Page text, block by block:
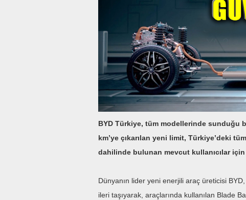
BYD Türkiye, tüm modellerinde sunduğu
km’ye çıkarılan yeni limit, Türkiye’deki
dahilinde bulunan mevcut kullanıcılar
Dünyanın lider yeni enerjili araç üreticisi
ileri taşıyarak, araçlarında kullanılan Blade